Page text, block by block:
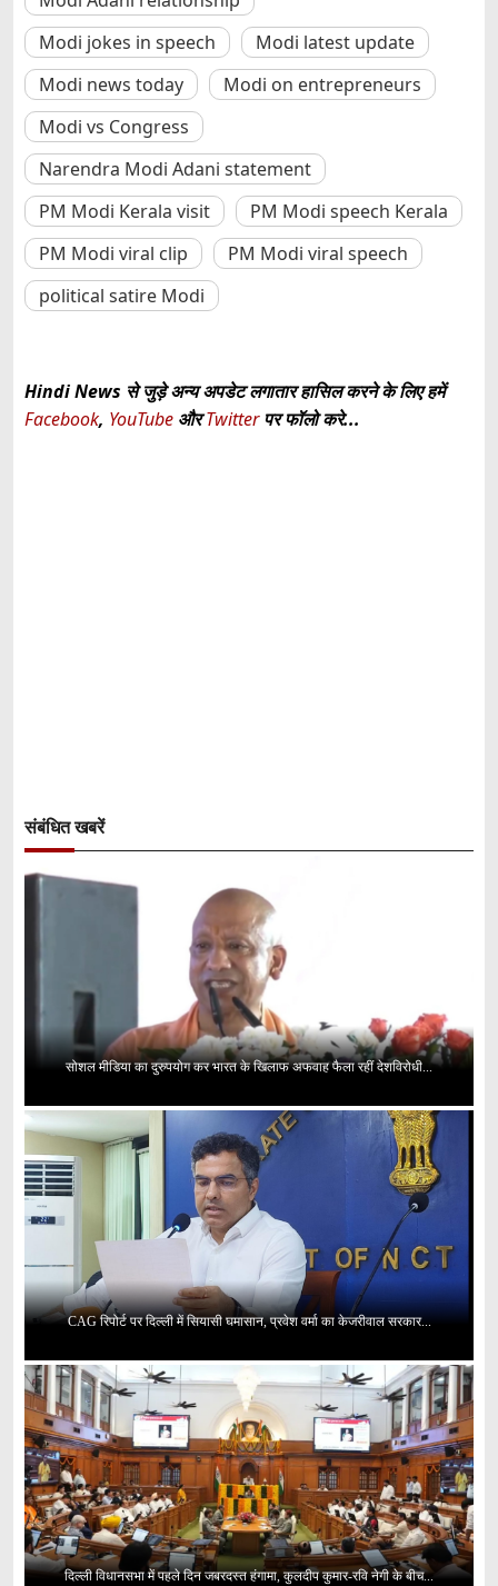
Modi jokes in speech
Modi latest update
Modi news today
Modi on entrepreneurs
Modi vs Congress
Narendra Modi Adani statement
PM Modi Kerala visit
PM Modi speech Kerala
PM Modi viral clip
PM Modi viral speech
political satire Modi
Hindi News से जुड़े अन्य अपडेट लगातार हासिल करने के लिए हमें
Facebook, YouTube औरTwitterपर फॉलो करे...
संबंधित खबरें
सोशल मीडिया का दुरुपयोग कर भारत के खिलाफ अफवाह फैला रहीं देशविरोधी...
CAG रिपोर्ट पर दिल्ली में सियासी घमासान, प्रवेश वर्मा का केजरीवाल सरकार...
दिल्ली विधानसभा में पहले दिन जबरदस्त हंगामा, कुलदीप कुमार-रवि नेगी के बीच...